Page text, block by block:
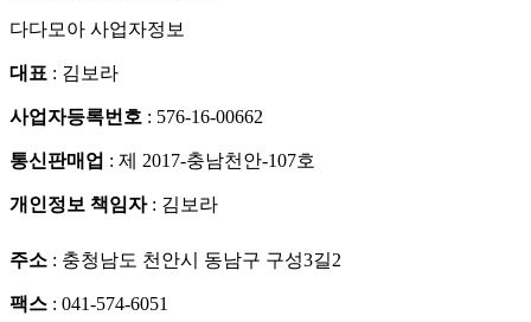
다다모아 사업자정보
대표 : 김보라
사업자등록번호 : 576-16-00662
통신판매업 : 제 2017-충남천안-107호
개인정보 책임자: 김보라
주소 : 충청남도 천안시 동남구 구성3길2
팩스 : 041-574-6051